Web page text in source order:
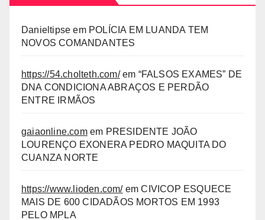
Danieltipse em POLÍCIA EM LUANDA TEM
NOVOS COMANDANTES
https://54.cholteth.com/em “FALSOS EXAMES” DE
DNA CONDICIONA ABRAÇOS E PERDÃO
ENTRE IRMÃOS
gaiaonline.comem PRESIDENTE JOÃO
LOURENÇO EXONERA PEDRO MAQUITA DO
CUANZA NORTE
https://www.lioden.com/emCIVICOP ESQUECE
MAIS DE 600 CIDADÃOS MORTOS EM 1993
PELO MPLA